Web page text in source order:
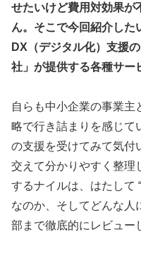
せたいけど費用対効果が
ん。そこで今回紹介した
DX（デジタル化）支援
社」が提供する各種サー
自らも中小企業の事業
略で行き詰まりを感じて
の支援を受けてみて気付
交えて分かりやすく整理
するナイルは、はたして
なのか、そしてどんな人
部まで徹底的にレビュー